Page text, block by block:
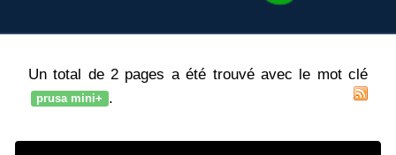
Un total de 2 pages a été trouvé avec le mot clé
prusa mini+ .